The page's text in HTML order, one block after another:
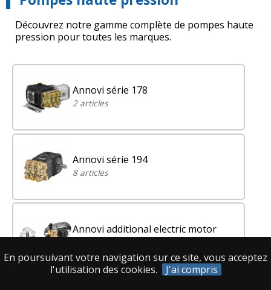
En poursuivant votre navigation sur ce site, vous acceptez
l'utilisation des cookies.
J'ai compris
Découvrez notre gamme complète de pompes haute
pression pour toutes les marques.
Annovi série 178
2 articles
Annovi série 194
8 articles
Annovi additional electric motor